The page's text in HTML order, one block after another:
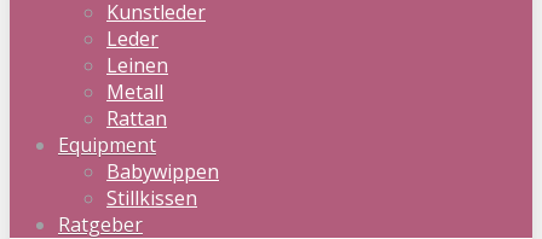
Kunstleder
Leder
Leinen
Metall
Rattan
Equipment
Babywippen
Stillkissen
Ratgeber